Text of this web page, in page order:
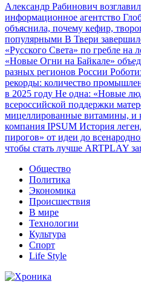
Александр Рабинович
информационное агентство
объяснила, почему кефир,
популярными В Твери
«Русского Света» по гребле на
«Новые Огни на Байкале»
разных регионов России
рекорды: количество
в 2025 году Не одна: «Новые
всероссийской поддержки
мицеллированные витамины, и
компания IPSUM История
пирогов» от идеи до
чтобы стать лучше ARTPLAY
Общество
Политика
Экономика
Происшествия
В мире
Технологии
Культура
Спорт
Life Style